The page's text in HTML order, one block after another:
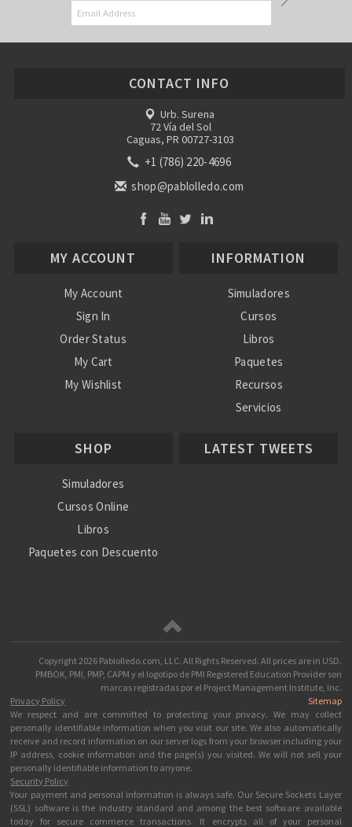
CONTACT INFO
Urb. Surena
72 Vía del Sol
Caguas, PR 00727-3103
+1 (786) 220-4696
shop@pablolledo.com
MY ACCOUNT
My Account
Sign In
Order Status
My Cart
My Wishlist
INFORMATION
Simuladores
Cursos
Libros
Paquetes
Recursos
Servicios
Ayuda
SHOP
Simuladores
Cursos Online
Libros
Paquetes con Descuento
LATEST TWEETS
Copyright2026 Pablolledo.com, LLC. All Rights Reserved.
PMBOK, PMI, PMP, CAPM y el logotipo de PMI Registered Education Provider son
marcas registradas por el Project Management Institute, Inc.
Privacy Policy
We respect and are committed to protecting your privacy. We may collect
personally identifiable information when you visit our site. We also automatically
receive and record information on our server logs from your browser including your
IP address, cookie information and the page(s) you visited. We will not sell your
personally identifiable information to anyone.
Security Policy
Your payment and personal information is always safe. Our Secure Sockets Layer
(SSL) software is the industry standard and among the best software available
today for secure commerce transactions. It encrypts all of your personal
All prices are in USD.
Sitemap